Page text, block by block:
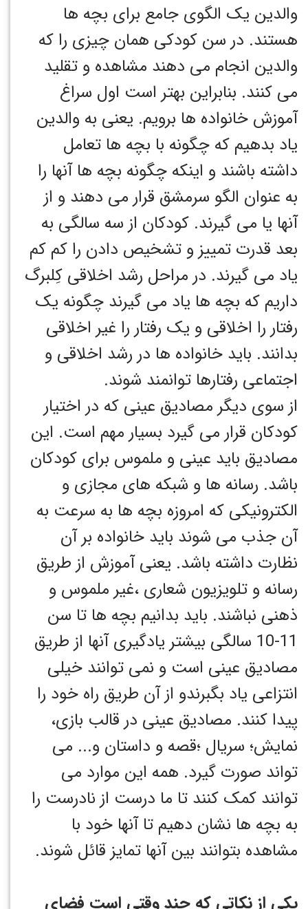
والدین یک الگوی جامع برای بچه ها
هستند. در سن کودکی همان چیزی را که
والدین انجام می دهند مشاهده و تقلید
می کنند. بنابراین بهتر است اول سراغ
آموزش خانواده ها برویم. یعنی به والدین
یاد بدهیم که چگونه با بچه ها تعامل
داشته باشند و اینکه چگونه بچه ها آنها را
به عنوان الگو سرمشق قرار می دهند و از
آنها یا می گیرند. کودکان از سه سالگی به
بعد قدرت تمییز و تشخیص دادن را کم کم
یاد می گیرند. در مراحل رشد اخلاقی کِلبرگ
داریم که بچه ها یاد می گیرند چگونه یک
رفتار را اخلاقی و یک رفتار را غیر اخلاقی
بدانند. باید خانواده ها در رشد اخلاقی و
اجتماعی رفتارها توانمند شوند.
از سوی دیگر مصادیق عینی که در اختیار
کودکان قرار می گیرد بسیار مهم است. این
مصادیق باید عینی و ملموس برای کودکان
باشد. رسانه ها و شبکه های مجازی و
الکترونیکی که امروزه بچه ها به سرعت به
آن جذب می شوند باید خانواده بر آن
نظارت داشته باشد. یعنی آموزش از طریق
رسانه و تلویزیون شعاری ،غیر ملموس و
ذهنی نباشند. باید بدانیم بچه ها تا سن
11-10 سالگی بیشتر یادگیری آنها از طریق
مصادیق عینی است و نمی توانند خیلی
انتزاعی یاد بگبرندو از آن طریق راه خود را
پیدا کنند. مصادیق عینی در قالب بازی،
نمایش؛ سریال ؛قصه و داستان و... می
تواند صورت گیرد. همه این موارد می
توانند کمک کنند تا ما درست از نادرست را
به بچه ها نشان دهیم تا آنها خود با
مشاهده بتوانند بین آنها تمایز قائل شوند.
یکی از نکاتی که چند وقتی است فضای